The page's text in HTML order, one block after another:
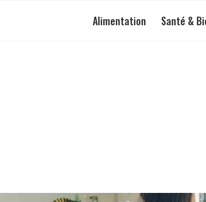
Alimentation Santé &